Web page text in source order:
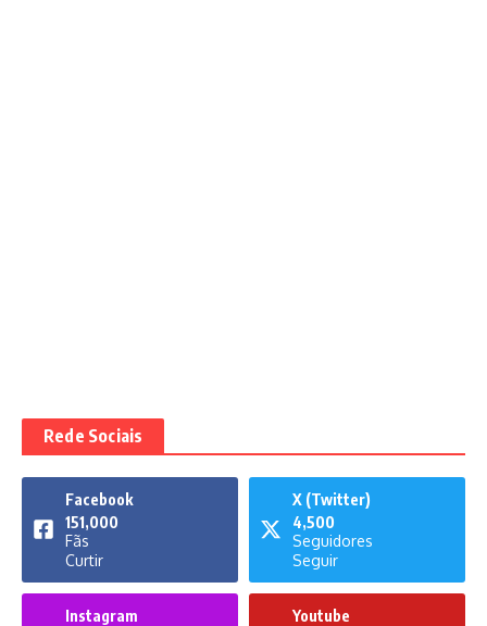
Rede Sociais
Facebook
151,000
Fãs
Curtir
X (Twitter)
4,500
Seguidores
Seguir
Instagram
Youtube